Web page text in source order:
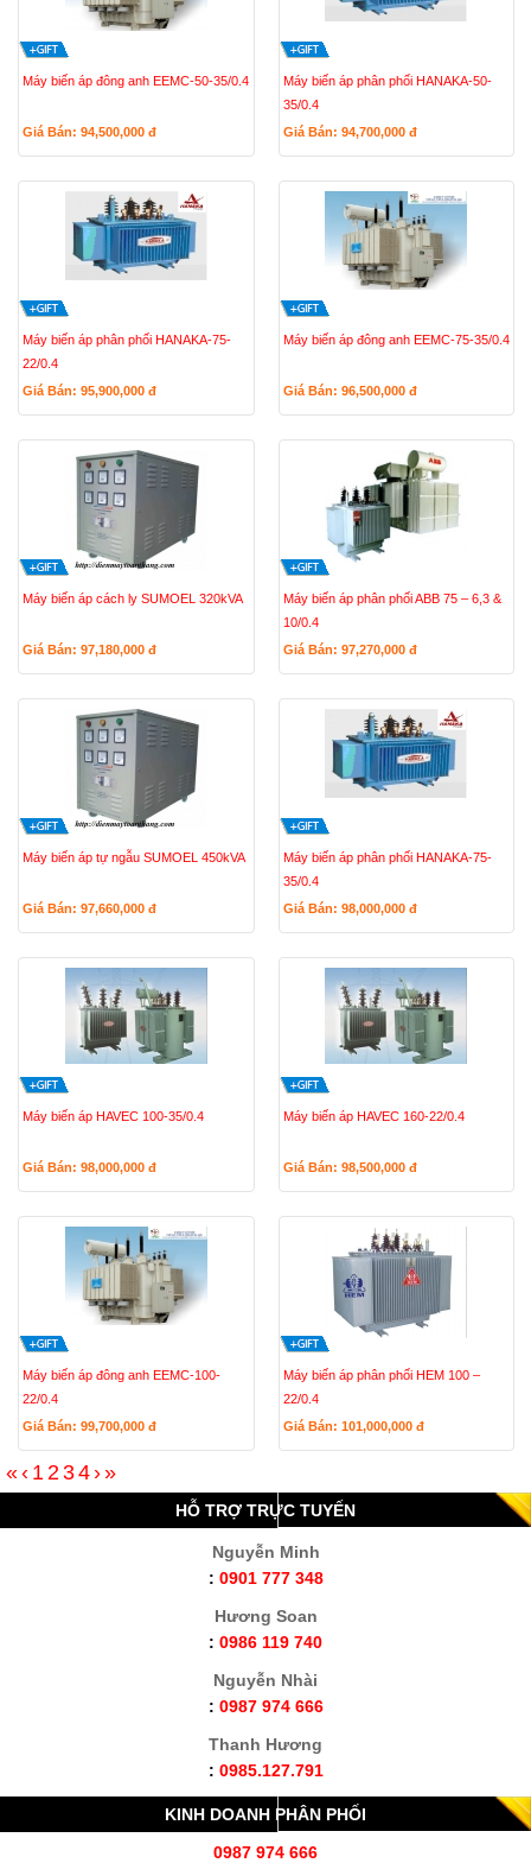
Máy biến áp đông anh EEMC-50-35/0.4
Giá Bán: 94,500,000 đ
Máy biến áp phân phối HANAKA-50-
35/0.4
Giá Bán: 94,700,000 đ
Máy biến áp phân phối HANAKA-75-
22/0.4
Giá Bán: 95,900,000 đ
Máy biến áp đông anh EEMC-75-35/0.4
Giá Bán: 96,500,000 đ
Máy biến áp cách ly SUMOEL 320kVA
Giá Bán: 97,180,000 đ
Máy biến áp phân phối ABB 75 – 6,3 &
10/0.4
Giá Bán: 97,270,000 đ
Máy biến áp tự ngẫu SUMOEL 450kVA
Giá Bán: 97,660,000 đ
Máy biến áp phân phối HANAKA-75-
35/0.4
Giá Bán: 98,000,000 đ
Máy biến áp HAVEC 100-35/0.4
Giá Bán: 98,000,000 đ
Máy biến áp HAVEC 160-22/0.4
Giá Bán: 98,500,000 đ
Máy biến áp đông anh EEMC-100-
22/0.4
Giá Bán: 99,700,000 đ
Máy biến áp phân phối HEM 100 –
22/0.4
Giá Bán: 101,000,000 đ
«‹ 1234 ›»
HỖ TRỢ TRỰC TUYẾN
Nguyễn Minh
: 0901 777 348
Hương Soan
: 0986 119 740
Nguyễn Nhài
: 0987 974 666
Thanh Hương
: 0985.127.791
KINH DOANH PHÂN PHỐI
0987 974 666